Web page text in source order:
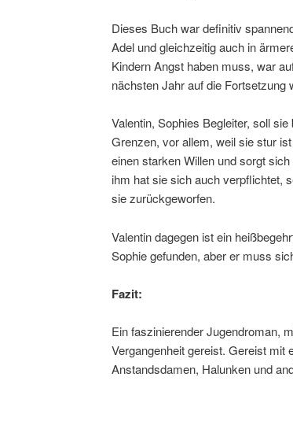
Dieses Buch war definitiv
Adel und gleichzeitig auch in
Kindern Angst haben muss, war
nächsten Jahr auf die Fortsetzung
Valentin, Sophies Begleiter, soll
Grenzen, vor allem, weil sie stur
einen starken Willen und sorgt
ihm hat sie sich auch verpflichtet,
sie zurückgeworfen.
Valentin dagegen ist ein
Sophie gefunden, aber er muss
Fazit:
Ein faszinierender Jugendroman,
Vergangenheit gereist. Gereist mit
Anstandsdamen, Halunken und